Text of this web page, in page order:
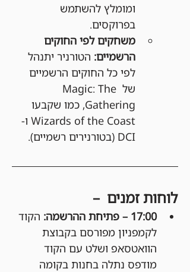
ומומלץ להשתמש
בפרוקסים.
משחקים לפי החוקים
הרשמיים: הטורניר יתנהל
לפי כל החוקים הרשמיים
של Magic: The
Gathering, כמו שקבעו
Wizards of the Coast ו-
DCI (בטורנירים רשמיים).
לוחות זמנים  –
17:00 – פתיחת ההרשמה:
הקוד
לקמפניון מפורסם בקבוצת
הוואטסאפ ושלט עם הקוד
מודפס נתלה בחנות בקומה